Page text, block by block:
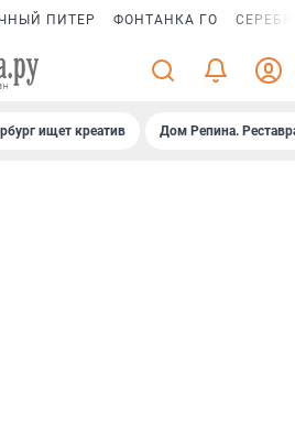
ПИТЕР ФОНТАНКА ГО
ищет креатив Дом Репина.